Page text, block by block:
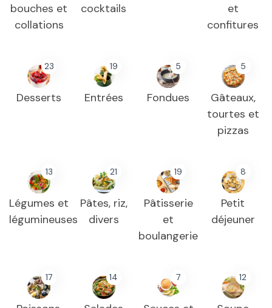
bouches et
collations
cocktails
et
confitures
23
Desserts
19
Entrées
5
Fondues
5
Gâteaux,
tourtes et
pizzas
13
Légumes et
légumineuses
21
Pâtes, riz,
divers
19
Pâtisserie
et
boulangerie
8
Petit
déjeuner
17 14 7 12